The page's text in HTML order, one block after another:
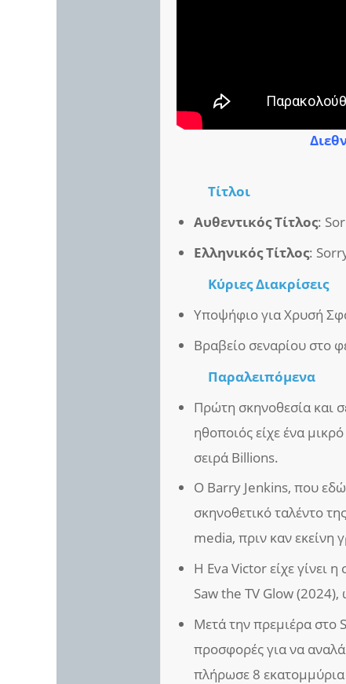
Τίτλοι
Αυθεντικός Τίτλος:
Ελληνικός Τίτλος:
Κύριες Διακρίσεις
Υποψήφιο για Χρυσή
Βραβείο σεναρίου στο
Παραλειπόμενα
Πρώτη σκηνοθεσία και
ηθοποιός είχε ένα
σειρά Billions.
Ο Barry Jenkins, που εδώ
σκηνοθετικό ταλέντο
media, πριν καν εκείνη
Η Eva Victor είχε γίνει
Saw the TV Glow (2024),
Μετά την πρεμιέρα στο
προσφορές για να
πλήρωσε 8